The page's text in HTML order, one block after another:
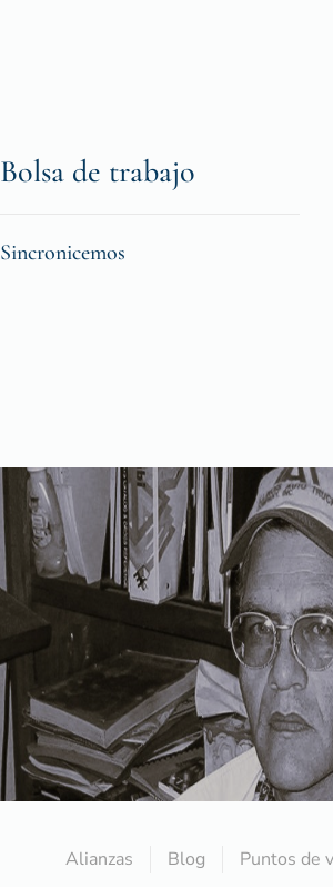
Bolsa de trabajo
Sincronicemos
Alianzas Blog Puntos de